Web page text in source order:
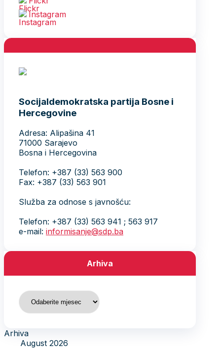
Instagram
Socijaldemokratska partija Bosne i
Hercegovine
Adresa: Alipašina 41
71000 Sarajevo
Bosna i Hercegovina
Telefon: +387 (33) 563 900
Fax: +387 (33) 563 901
Služba za odnose s javnošću:
Telefon: +387 (33) 563 941 ; 563 917
e-mail: informisanje@sdp.ba
Arhiva
Arhiva
Arhiva
August 2026